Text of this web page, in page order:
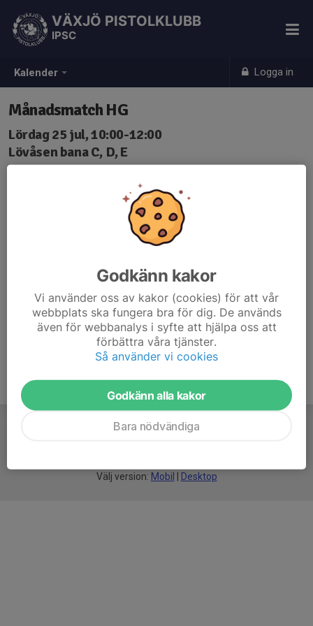
Kalender Logga in
VÄXJÖ PISTOLKLUBB
IPSC
Månadsmatch HG
Lördag 25 jul, 10:00-12:00
Lövåsen bana C, D, E
Välj version: Mobil Desktop
Godkänn kakor
Vi använder oss av kakor (cookies) för att vår
webbplats ska fungera bra för dig. De används
även för webbanalys i syfte att hjälpa oss att
förbättra våra tjänster.
Så använder vi cookies
Godkänn alla kakor
Bara nödvändiga